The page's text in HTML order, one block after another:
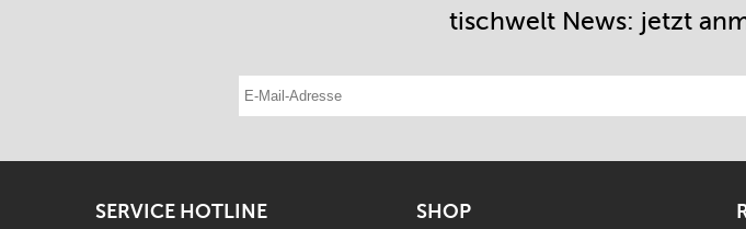
tischwelt News: jetzt
E-Mail-Adresse eintragen
SERVICE HOTLINE SHOP